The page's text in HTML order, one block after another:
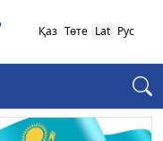
Қаз Төте Lat Рус